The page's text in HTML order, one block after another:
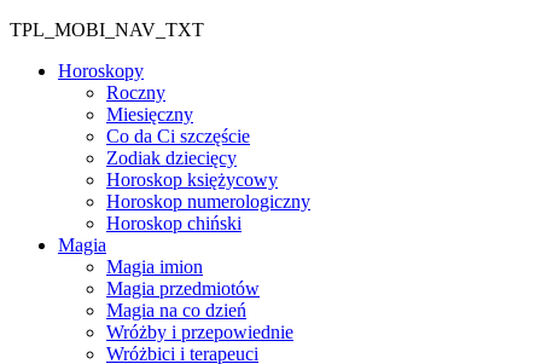
TPL_MOBI_NAV_TXT
Horoskopy
Roczny
Miesięczny
Co da Ci szczęście
Zodiak dziecięcy
Horoskop księżycowy
Horoskop numerologiczny
Horoskop chiński
Magia
Magia imion
Magia przedmiotów
Magia na co dzień
Wróżby i przepowiednie
Wróżbici i terapeuci